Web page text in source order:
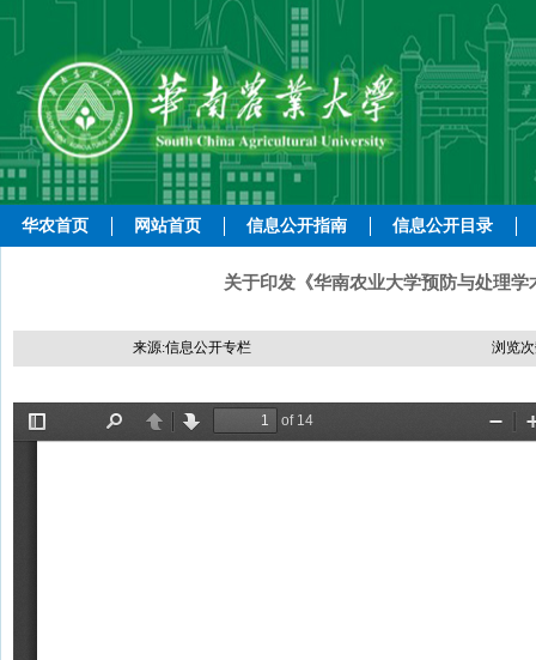
华农首页 网站首页 信息公开指南 信息公开目录
关于印发《华南农业大学预防与处理
来源:信息公开专栏 浏览